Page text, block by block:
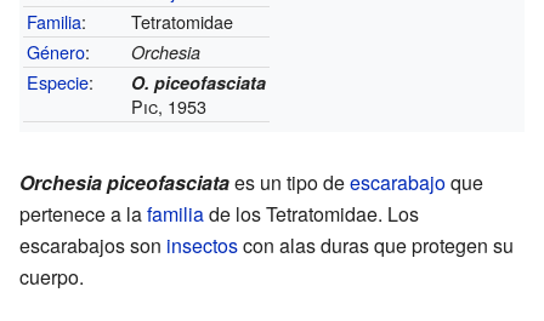
Familia:
Tetratomidae
Género: Orchesia
Especie: O. piceofasciata
Pic, 1953
Orchesia piceofasciataes un tipo deescarabajoque
pertenece a lafamiliade los Tetratomidae. Los
escarabajos son insectoscon alas duras que protegen su
cuerpo.